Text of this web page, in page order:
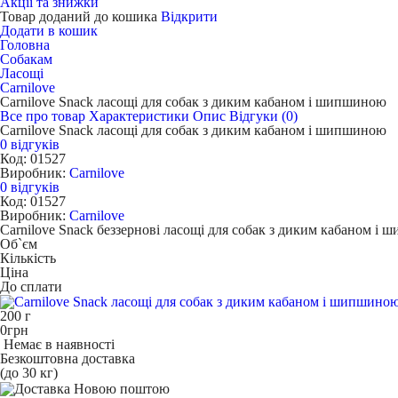
Товар доданий до кошика Відкрити
Додати в кошик
Головна
Собакам
Ласощі
Carnilove
Carnilove Snack ласощі для собак з диким кабаном і шипшиною
Все про товар Характеристики Опис Відгуки (0)
Carnilove Snack ласощі для собак з диким кабаном і шипшиною
0 відгуків
Код: 01527
Виробник: Carnilove
0 відгуків
Код: 01527
Виробник: Carnilove
Carnilove Snack беззернові ласощі для собак з диким кабаном і
Об`єм
Кількість
Ціна
До сплати
200 г
0грн
Немає в наявності
Безкоштовна доставка
(до 30 кг)